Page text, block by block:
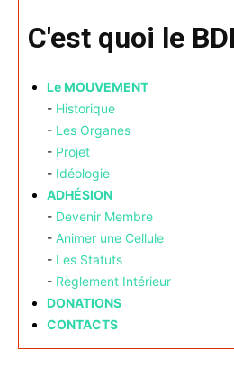
C'est quoi le
Le MOUVEMENT
- Historique
- Les Organes
- Projet
- Idéologie
ADHÉSION
- Devenir Membre
- Animer une Cellule
- Les Statuts
- Règlement Intérieur
DONATIONS
CONTACTS